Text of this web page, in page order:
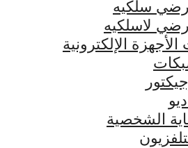
سلكيه
لاسلكيه
الإلكترونية
الشخصية